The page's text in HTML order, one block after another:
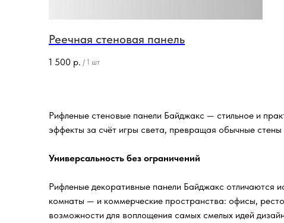
Реечная стеновая панель
1 500 р. / 1 шт
Рифленые стеновые панели Байджакс — стильное и
эффекты за счёт игры света, превращая обычные стены
Универсальность без ограничений
Рифленые декоративные панели Байджакс отличаются
комнаты — и коммерческие пространства: офисы,
возможности для воплощения самых смелых идей